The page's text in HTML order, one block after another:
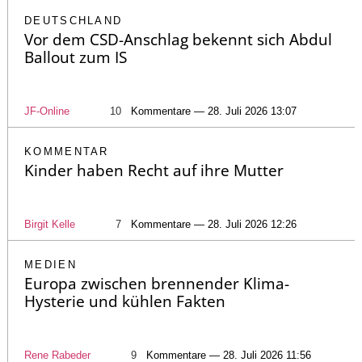
DEUTSCHLAND
Vor dem CSD-Anschlag bekennt sich Abdul
Ballout zum IS
JF-Online 10 Kommentare — 28. Juli 2026 13:07
KOMMENTAR
Kinder haben Recht auf ihre Mutter
Birgit Kelle 7 Kommentare — 28. Juli 2026 12:26
MEDIEN
Europa zwischen brennender Klima-
Hysterie und kühlen Fakten
Rene Rabeder 9 Kommentare — 28. Juli 2026 11:56